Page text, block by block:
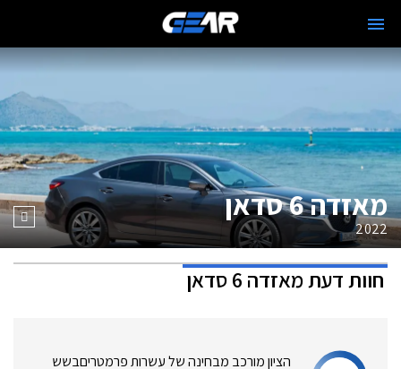
מאזדה 6 סדאן
2022
חוות דעתמאזדה 6 סדאן
הציון מורכב מבחינה של עשרות פרמטריםבשש